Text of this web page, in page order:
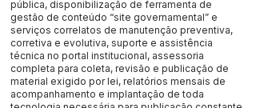
pública, disponibilização de ferramenta de
gestão de conteúdo “site governamental” e
serviços correlatos de manutenção preventiva,
corretiva e evolutiva, suporte e assistência
técnica no portal institucional, assessoria
completa para coleta, revisão e publicação de
material exigido por lei, relatórios mensais de
acompanhamento e implantação de toda